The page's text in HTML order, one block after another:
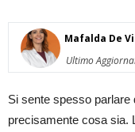
Mafalda De
Ultimo
Si sente spesso parlare
precisamente cosa sia.